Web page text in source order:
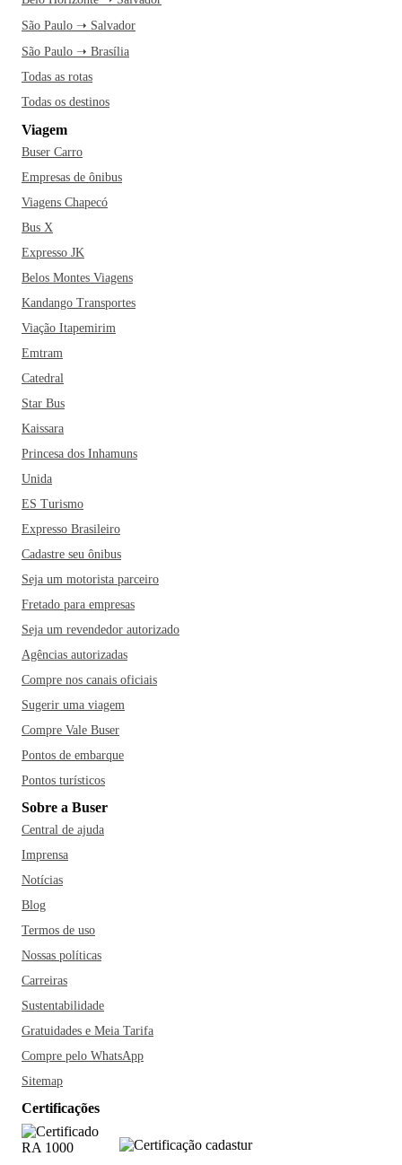
São Paulo ➝ Salvador
São Paulo ➝ Brasília
Todas as rotas
Todas os destinos
Viagem
Buser Carro
Empresas de ônibus
Viagens Chapecó
Bus X
Expresso JK
Belos Montes Viagens
Kandango Transportes
Viação Itapemirim
Emtram
Catedral
Star Bus
Kaissara
Princesa dos Inhamuns
Unida
ES Turismo
Expresso Brasileiro
Cadastre seu ônibus
Seja um motorista parceiro
Fretado para empresas
Seja um revendedor autorizado
Agências autorizadas
Compre nos canais oficiais
Sugerir uma viagem
Compre Vale Buser
Pontos de embarque
Pontos turísticos
Sobre a Buser
Central de ajuda
Imprensa
Notícias
Blog
Termos de uso
Nossas políticas
Carreiras
Sustentabilidade
Gratuidades e Meia Tarifa
Compre pelo WhatsApp
Sitemap
Certificações